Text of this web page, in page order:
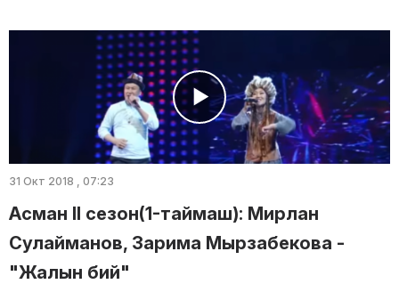
31 Окт 2018 , 07:23
Асман II сезон(1-таймаш): Мирлан
Сулайманов, Зарима Мырзабекова -
"Жалын бий"